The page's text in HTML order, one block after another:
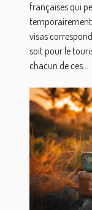
françaises qui
temporairement
visas
soit pour le
chacun de ces...